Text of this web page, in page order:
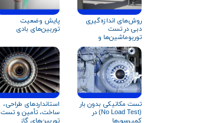
روش‌های اندازه‌گیری
دبی در تست
توربوماشین‌ها و
تجهیزات دوار
پایش وضعیت
توربین‌های بادی
تست مکانیکی بدون بار
(No Load Test) در
کمپرسورها
استانداردهای طراحی،
ساخت، تأمین و تست
توربین‌های گاز